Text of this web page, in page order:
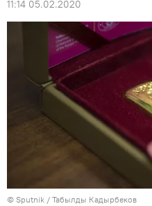
11:14 05.02.2020
© Sputnik / Табылды Кадырбеков